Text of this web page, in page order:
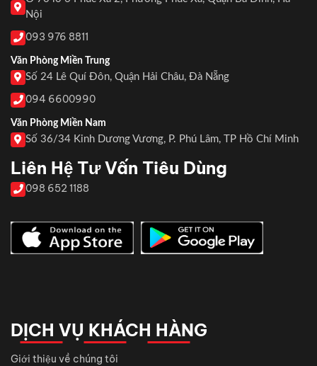
Nội
093 976 8811
Văn Phòng Miền Trung
Số 24 Lê Quí Đôn, Quận Hải Châu, Đà Nẵng
094 6600990
Văn Phòng Miền Nam
Số 36/34 Kinh Dương Vương, P. Phú Lâm, TP Hồ Chí Minh
Liên Hệ Tư Vấn Tiêu Dùng
098 652 1188
DỊCH VỤ KHÁCH HÀNG
Giới thiệu về chúng tôi